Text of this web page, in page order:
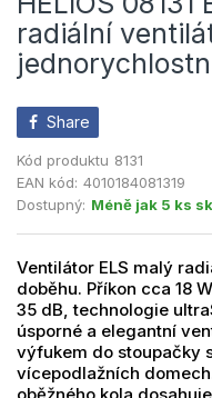
radiální
Share
Kód produktu 8131
EAN kód: 4010184081319
Dostupný: Méně jak 5 ks
Ventilátor ELS malý
doběhu. Příkon cca 18
35 dB, technologie
úsporné a elegantní
výfukem do stoupačky
vícepodlažních
oběžného kola